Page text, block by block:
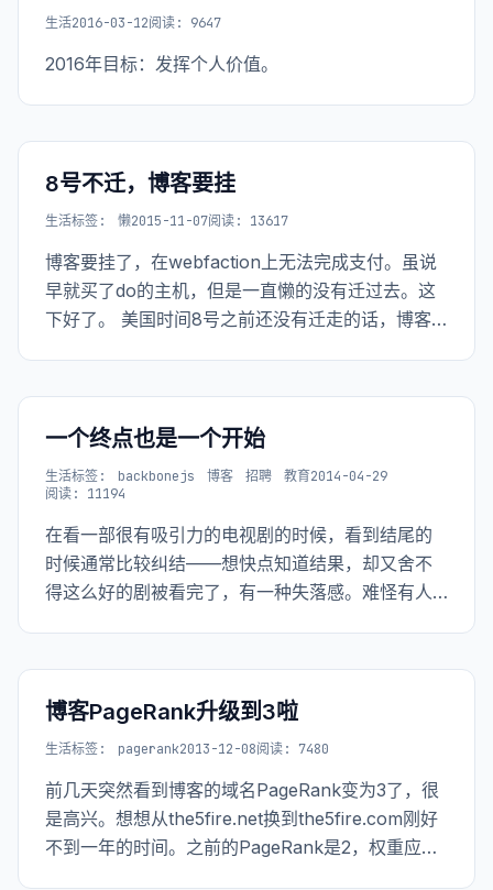
生活2016-03-12阅读: 9647
2016年目标：发挥个人价值。
8号不迁，博客要挂
生活标签: 懒2015-11-07阅读: 13617
博客要挂了，在webfaction上无法完成支付。虽说
早就买了do的主机，但是一直懒的没有迁过去。这
下好了。 美国时间8号之前还没有迁走的话，博客
一个终点也是一个开始
生活标签: backbonejs 博客 招聘 教育2014-04-29
阅读: 11194
在看一部很有吸引力的电视剧的时候，看到结尾的
时候通常比较纠结——想快点知道结果，却又舍不
得这么好的剧被看完了，有一种失落感。难怪有人
博客PageRank升级到3啦
生活标签: pagerank2013-12-08阅读: 7480
前几天突然看到博客的域名PageRank变为3了，很
是高兴。想想从the5fire.net换到the5fire.com刚好
不到一年的时间。之前的PageRank是2，权重应该